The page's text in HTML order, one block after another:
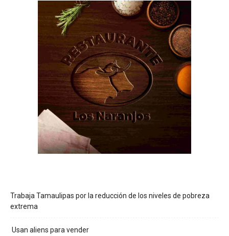
Trabaja Tamaulipas por la reducción de los niveles de pobreza
extrema
Usan aliens para vender